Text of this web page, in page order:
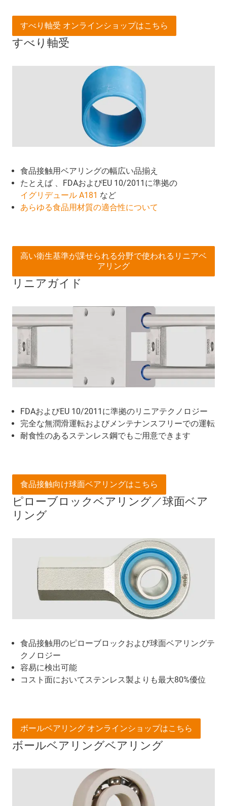
すべり軸受
食品接触用ベアリングの幅広い品揃え
たとえば 、FDAおよびEU 10/2011に準拠の
イグリデュール A181 など
あらゆる食品用材質の適合性について
すべり軸受 オンラインショップはこちら
リニアガイド
FDAおよびEU 10/2011に準拠のリニアテクノロジー
完全な無潤滑運転およびメンテナンスフリーでの運転
耐食性のあるステンレス鋼でもご用意できます
高い衛生基準が課せられる分野で使われるリニアベ
アリング
ピローブロックベアリング／球面ベア
リング
食品接触用のピローブロックおよび球面ベアリングテ
クノロジー
容易に検出可能
コスト面においてステンレス製よりも最大80%優位
食品接触向け球面ベアリングはこちら
ボールベアリングベアリング
ボールベアリング オンラインショップはこちら